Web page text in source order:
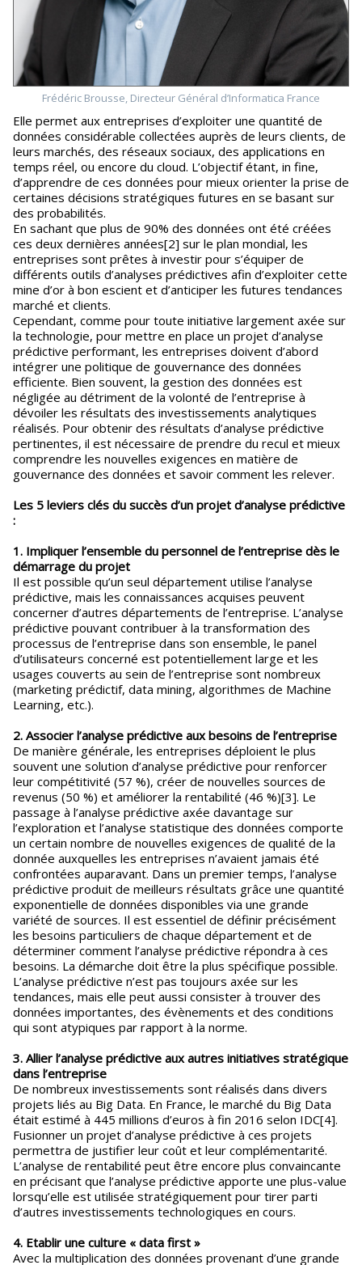
Frédéric Brousse, Directeur Général d’Informatica France
Elle permet aux entreprises d’exploiter une quantité de
données considérable collectées auprès de leurs clients, de
leurs marchés, des réseaux sociaux, des applications en
temps réel, ou encore du cloud. L’objectif étant, in fine,
d’apprendre de ces données pour mieux orienter la prise de
certaines décisions stratégiques futures en se basant sur
des probabilités.
En sachant que plus de 90% des données ont été créées
ces deux dernières années[2] sur le plan mondial, les
entreprises sont prêtes à investir pour s’équiper de
différents outils d’analyses prédictives afin d’exploiter cette
mine d’or à bon escient et d’anticiper les futures tendances
marché et clients.
Cependant, comme pour toute initiative largement axée sur
la technologie, pour mettre en place un projet d’analyse
prédictive performant, les entreprises doivent d’abord
intégrer une politique de gouvernance des données
efficiente. Bien souvent, la gestion des données est
négligée au détriment de la volonté de l’entreprise à
dévoiler les résultats des investissements analytiques
réalisés. Pour obtenir des résultats d’analyse prédictive
pertinentes, il est nécessaire de prendre du recul et mieux
comprendre les nouvelles exigences en matière de
gouvernance des données et savoir comment les relever.
Les 5 leviers clés du succès d’un projet d’analyse prédictive
:
1. Impliquer l’ensemble du personnel de l’entreprise dès le
démarrage du projet
Il est possible qu’un seul département utilise l’analyse
prédictive, mais les connaissances acquises peuvent
concerner d’autres départements de l’entreprise. L’analyse
prédictive pouvant contribuer à la transformation des
processus de l’entreprise dans son ensemble, le panel
d’utilisateurs concerné est potentiellement large et les
usages couverts au sein de l’entreprise sont nombreux
(marketing prédictif, data mining, algorithmes de Machine
Learning, etc.).
2. Associer l’analyse prédictive aux besoins de l’entreprise
De manière générale, les entreprises déploient le plus
souvent une solution d’analyse prédictive pour renforcer
leur compétitivité (57 %), créer de nouvelles sources de
revenus (50 %) et améliorer la rentabilité (46 %)[3]. Le
passage à l’analyse prédictive axée davantage sur
l’exploration et l’analyse statistique des données comporte
un certain nombre de nouvelles exigences de qualité de la
donnée auxquelles les entreprises n’avaient jamais été
confrontées auparavant. Dans un premier temps, l’analyse
prédictive produit de meilleurs résultats grâce une quantité
exponentielle de données disponibles via une grande
variété de sources. Il est essentiel de définir précisément
les besoins particuliers de chaque département et de
déterminer comment l’analyse prédictive répondra à ces
besoins. La démarche doit être la plus spécifique possible.
L’analyse prédictive n’est pas toujours axée sur les
tendances, mais elle peut aussi consister à trouver des
données importantes, des évènements et des conditions
qui sont atypiques par rapport à la norme.
3. Allier l’analyse prédictive aux autres initiatives stratégique
dans l’entreprise
De nombreux investissements sont réalisés dans divers
projets liés au Big Data. En France, le marché du Big Data
était estimé à 445 millions d’euros à fin 2016 selon IDC[4].
Fusionner un projet d’analyse prédictive à ces projets
permettra de justifier leur coût et leur complémentarité.
L’analyse de rentabilité peut être encore plus convaincante
en précisant que l’analyse prédictive apporte une plus-value
lorsqu’elle est utilisée stratégiquement pour tirer parti
d’autres investissements technologiques en cours.
4. Etablir une culture « data first »
Avec la multiplication des données provenant d’une grande